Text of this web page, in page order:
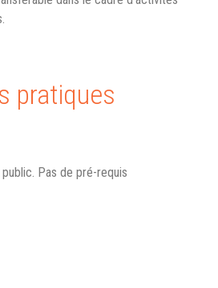
pratiques
Pas de pré-requis